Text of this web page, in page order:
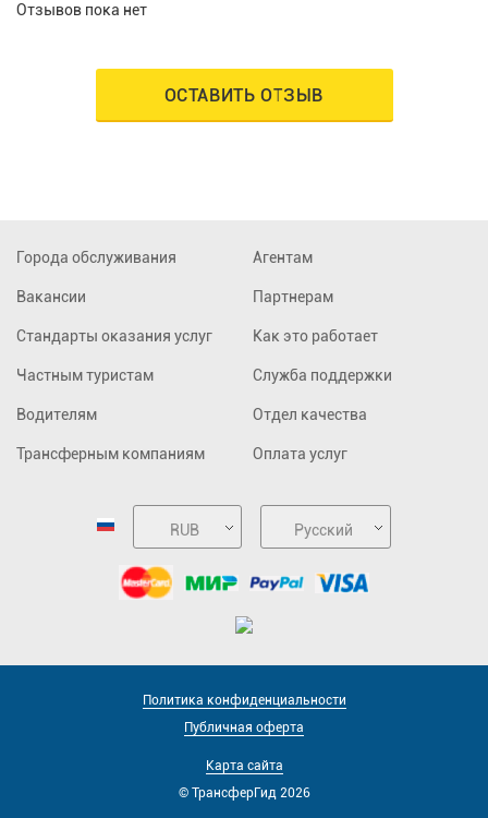
Отзывов пока нет
ОСТАВИТЬ ОТЗЫВ
Города обслуживания
Вакансии
Стандарты оказания услуг
Частным туристам
Водителям
Трансферным компаниям
Агентам
Партнерам
Как это работает
Служба поддержки
Отдел качества
Оплата услуг
RUB Русский
Политика конфиденциальности
Публичная оферта
Карта сайта
© ТрансферГид 2026